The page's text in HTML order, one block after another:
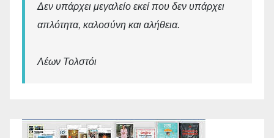
Δεν υπάρχει μεγαλείο εκεί που δεν υπάρχει
απλότητα, καλοσύνη και αλήθεια.
Λέων Τολστόι